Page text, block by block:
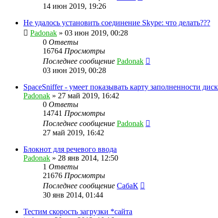
14 июн 2019, 19:26
Не удалось установить соединение Skype: что делать???
Padonak » 03 июн 2019, 00:28
0 Ответы
16764 Просмотры
Последнее сообщение Padonak
03 июн 2019, 00:28
SpaceSniffer - умеет показывать карту заполненности
Padonak » 27 май 2019, 16:42
0 Ответы
14741 Просмотры
Последнее сообщение Padonak
27 май 2019, 16:42
Блокнот для речевого ввода
Padonak » 28 янв 2014, 12:50
1 Ответы
21676 Просмотры
Последнее сообщение СабаК
30 янв 2014, 01:44
Тестим скорость загрузки *сайта